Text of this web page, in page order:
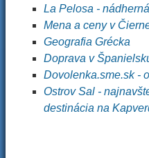
La Pelosa -
Mena a ceny v
Geografia Grécka
Doprava v
Dovolenka.sme.sk -
Ostrov Sal -
destinácia na